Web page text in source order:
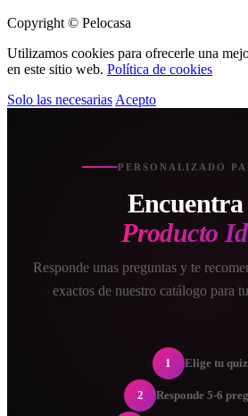
Copyright © Pelocasa
Utilizamos cookies para ofrecerle una
en este sitio web. Política de cookies
Solo las necesarias Acepto
PERSONALIZADO
Producto
Responde unas preguntas y te
exactos de nuestro catálogo para
1 Elige tu quiz
2 Responde 5-6